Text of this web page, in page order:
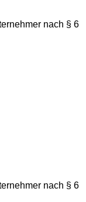
nach § 6
nach § 6